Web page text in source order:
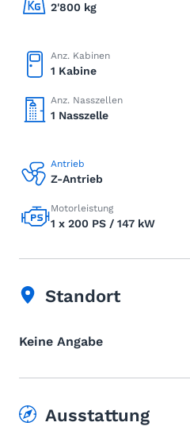
2'800 kg
Anz. Kabinen
1 Kabine
Anz. Nasszellen
1 Nasszelle
Antrieb
Z-Antrieb
Motorleistung
1 x 200 PS / 147 kW
Standort
Keine Angabe
Ausstattung